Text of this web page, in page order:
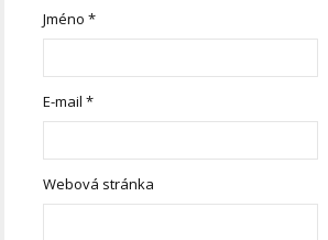
Jméno*
E-mail*
Webová stránka